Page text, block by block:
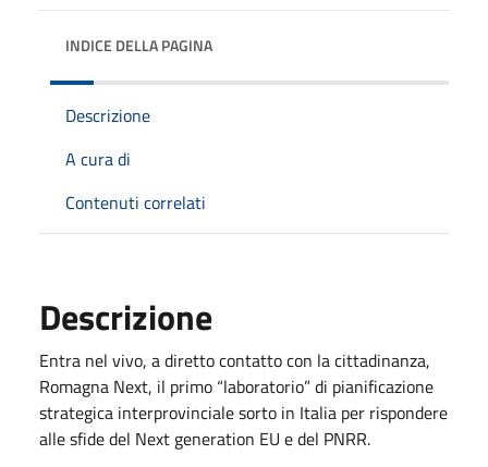
INDICE DELLA PAGINA
Descrizione
A cura di
Contenuti correlati
Descrizione
Entra nel vivo, a diretto contatto con la cittadinanza,
Romagna Next, il primo “laboratorio” di pianificazione
strategica interprovinciale sorto in Italia per rispondere
alle sfide del Next generation EU e del PNRR.